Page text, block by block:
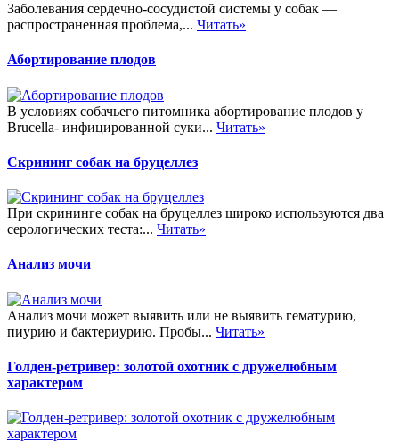
Заболевания сердечно-сосудистой системы у собак —
распространенная проблема,... Читать»
Абортирование плодов
В условиях собачьего питомника абортирование плодов у
Brucella- инфицированной суки... Читать»
Скрининг собак на бруцеллез
При скрининге собак на бруцеллез широко используются два
серологических теста:... Читать»
Анализ мочи
Анализ мочи может выявить или не выявить гематурию,
пиурию и бактериурию. Пробы... Читать»
Голден-ретривер: золотой охотник с дружелюбным
характером